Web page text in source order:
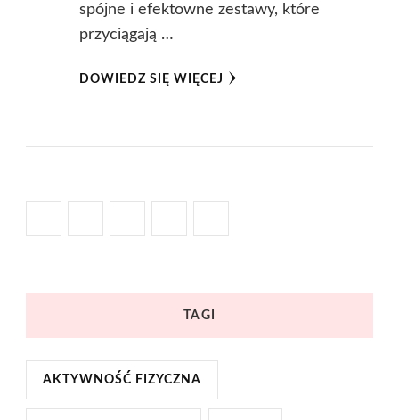
spójne i efektowne zestawy, które
przyciągają …
DOWIEDZ SIĘ WIĘCEJ
TAGI
AKTYWNOŚĆ FIZYCZNA